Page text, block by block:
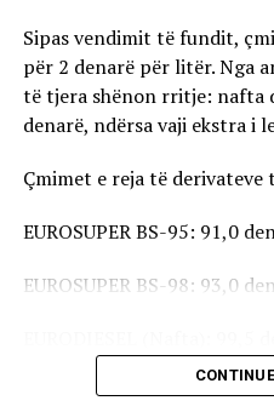
Sipas vendimit të fundit,
për 2 denarë për litër. Nga
të tjera shënon rritje: nafta
denarë, ndërsa vaji ekstra i
Çmimet e reja të derivateve
EUROSUPER BS-95: 91,0
EUROSUPER BS-98: 93,0
Vaji ekstra i lehtë (EL-1):